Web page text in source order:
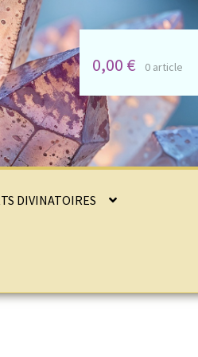
DIVINATOIRES
0,00 € 0 article